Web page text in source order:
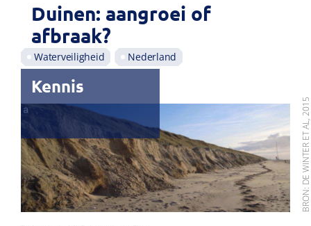
Duinen: aangroei of
afbraak?
Waterveiligheid Nederland
Kennis
BRON: DE WINTER ET AL, 2015